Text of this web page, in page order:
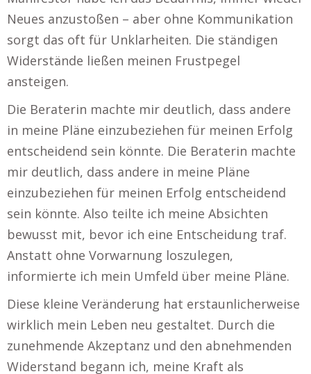
Neues anzustoßen – aber ohne Kommunikation
sorgt das oft für Unklarheiten. Die ständigen
Widerstände ließen meinen Frustpegel
ansteigen.
Die Beraterin machte mir deutlich, dass andere
in meine Pläne einzubeziehen für meinen Erfolg
entscheidend sein könnte. Die Beraterin machte
mir deutlich, dass andere in meine Pläne
einzubeziehen für meinen Erfolg entscheidend
sein könnte. Also teilte ich meine Absichten
bewusst mit, bevor ich eine Entscheidung traf.
Anstatt ohne Vorwarnung loszulegen,
informierte ich mein Umfeld über meine Pläne.
Diese kleine Veränderung hat erstaunlicherweise
wirklich mein Leben neu gestaltet. Durch die
zunehmende Akzeptanz und den abnehmenden
Widerstand begann ich, meine Kraft als